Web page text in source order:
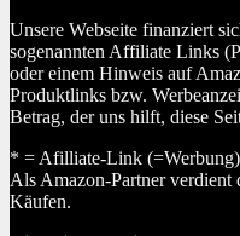
Unsere Webseite finanziert
sogenannten Affiliate Links
oder einem Hinweis auf
Produktlinks bzw.
Betrag, der uns hilft, diese
* = Afilliate-Link (=Werbung)
Als Amazon-Partner verdient
Käufen.